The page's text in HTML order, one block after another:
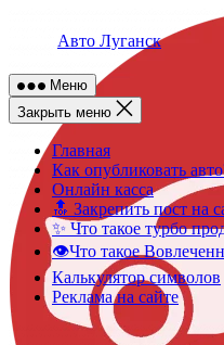
Авто Луганск
Меню
Закрыть меню
Главная
Как опубликовать
Онлайн касса
🔝 Закрепить пост на
✨ Что такое турбо
👁️Что такое
Калькулятор символов
Реклама на сайте